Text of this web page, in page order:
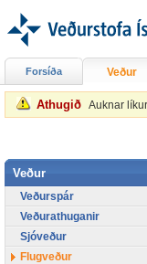
Athugið Auknar
Forsíða Veður
Veður
Veðurspár
Veðurathuganir
Sjóveður
Flugveður